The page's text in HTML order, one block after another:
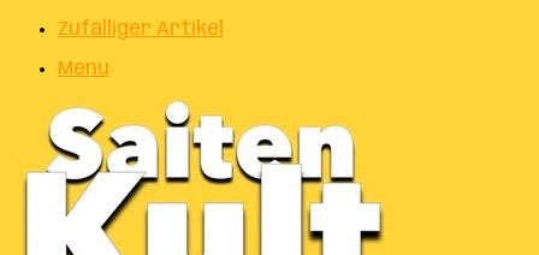
Zufälliger Artikel
Menu